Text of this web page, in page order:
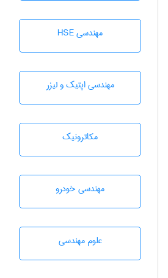
مهندسی HSE
مهندسی اپتیک و لیزر
مکاترونیک
مهندسی خودرو
علوم مهندسی